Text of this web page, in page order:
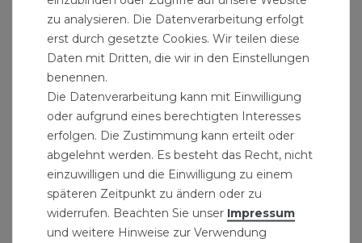
durchschnittlichen Schichtdicke von 70?m
entspricht.
Produktmerkmale:
Maximaler Einsatzbereich bei
Minustemperaturen: –20 °C, 25 bar
Zulässiger Betriebsdruck bei Temperaturen
zwischen –20 ºC und 120 ºC: 25 bar
Zulässiger Betriebsdruck bei Temperaturen
zwischen 120 ºC und 300 ºC: 20–25 bar
zu analysieren. Die Datenverarbeitung erfolgt
erst durch gesetzte Cookies. Wir teilen diese
Daten mit Dritten, die wir in den Einstellungen
benennen.
Die Datenverarbeitung kann mit Einwilligung
oder aufgrund eines berechtigten Interesses
erfolgen. Die Zustimmung kann erteilt oder
abgelehnt werden. Es besteht das Recht, nicht
einzuwilligen und die Einwilligung zu einem
späteren Zeitpunkt zu ändern oder zu
widerrufen. Beachten Sie unser Impressum
und weitere Hinweise zur Verwendung